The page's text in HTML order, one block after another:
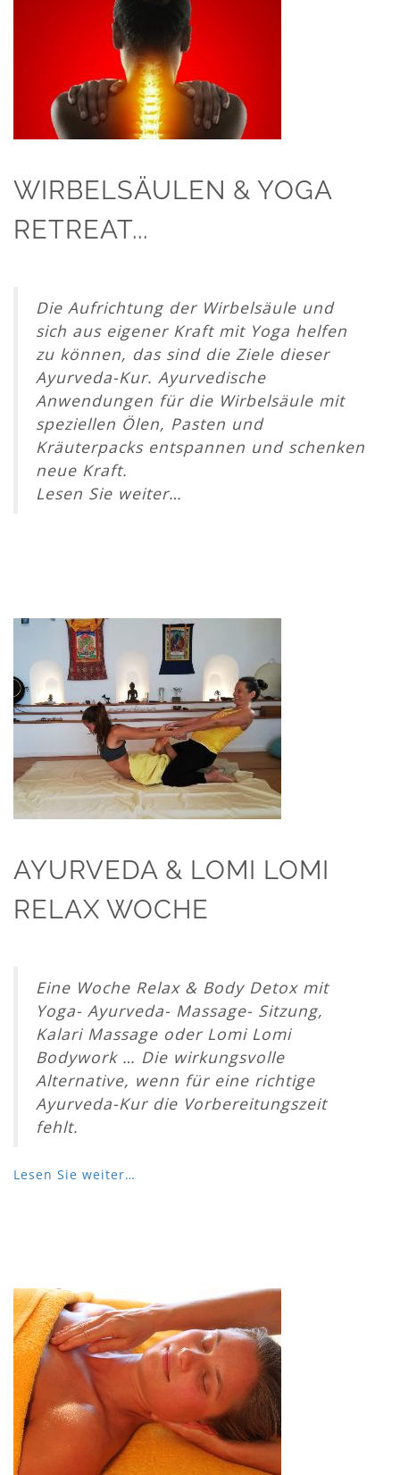
WIRBELSÄULEN & YOGA
RETREAT...
Die Aufrichtung der Wirbelsäule und
sich aus eigener Kraft mit Yoga helfen
zu können, das sind die Ziele dieser
Ayurveda-Kur. Ayurvedische
Anwendungen für die Wirbelsäule mit
speziellen Ölen, Pasten und
Kräuterpacks entspannen und schenken
neue Kraft.
Lesen Sie weiter…
AYURVEDA & LOMI LOMI
RELAX WOCHE
Eine Woche Relax & Body Detox mit
Yoga- Ayurveda- Massage- Sitzung,
Kalari Massage oder Lomi Lomi
Bodywork … Die wirkungsvolle
Alternative, wenn für eine richtige
Ayurveda-Kur die Vorbereitungszeit
fehlt.
Lesen Sie weiter…